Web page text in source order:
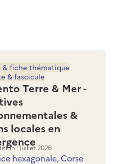
Terre & Mer -
&
locales en
& fiche thématique
& fascicule
: Juillet 2026
hexagonale, Corse